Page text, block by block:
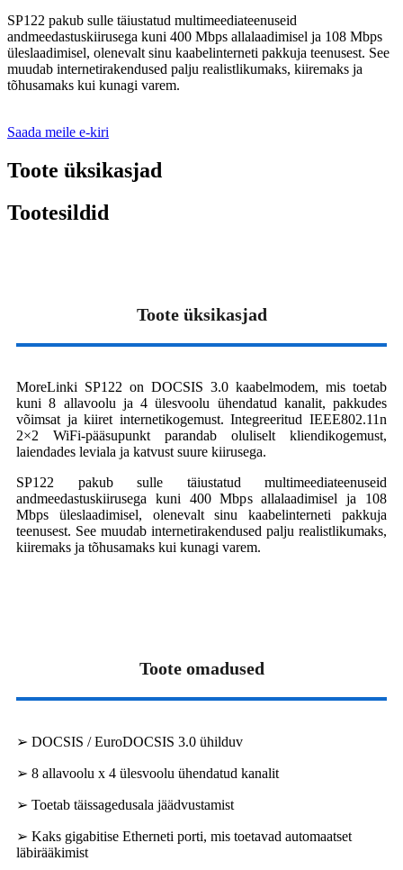
SP122 pakub sulle täiustatud multimeediateenuseid
andmeedastuskiirusega kuni 400 Mbps allalaadimisel ja 108 Mbps
üleslaadimisel, olenevalt sinu kaabelinterneti pakkuja teenusest. See
muudab internetirakendused palju realistlikumaks, kiiremaks ja
tõhusamaks kui kunagi varem.
Saada meile e-kiri
Toote üksikasjad
Tootesildid
Toote üksikasjad
MoreLinki SP122 on DOCSIS 3.0 kaabelmodem, mis toetab
kuni 8 allavoolu ja 4 ülesvoolu ühendatud kanalit, pakkudes
võimsat ja kiiret internetikogemust. Integreeritud IEEE802.11n
2×2 WiFi-pääsupunkt parandab oluliselt kliendikogemust,
laiendades leviala ja katvust suure kiirusega.
SP122 pakub sulle täiustatud multimeediateenuseid
andmeedastuskiirusega kuni 400 Mbps allalaadimisel ja 108
Mbps üleslaadimisel, olenevalt sinu kaabelinterneti pakkuja
teenusest. See muudab internetirakendused palju realistlikumaks,
kiiremaks ja tõhusamaks kui kunagi varem.
Toote omadused
➢ DOCSIS / EuroDOCSIS 3.0 ühilduv
➢ 8 allavoolu x 4 ülesvoolu ühendatud kanalit
➢ Toetab täissagedusala jäädvustamist
➢ Kaks gigabitise Etherneti porti, mis toetavad automaatset
läbirääkimist